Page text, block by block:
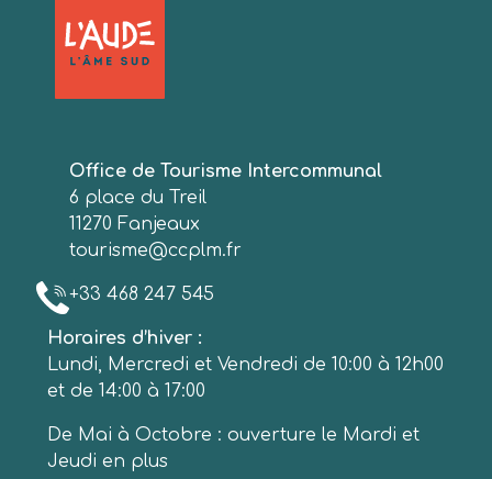
Office de Tourisme Intercommunal
6 place du Treil
11270 Fanjeaux
tourisme@ccplm.fr
+33 468 247 545
Horaires d’hiver :
Lundi, Mercredi et Vendredi de 10:00 à 12h00
et de 14:00 à 17:00
De Mai à Octobre : ouverture le Mardi et
Jeudi en plus